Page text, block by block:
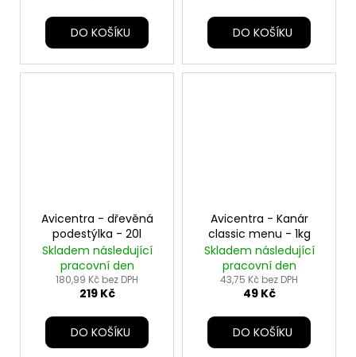
DO KOŠÍKU DO KOŠÍKU
Avicentra - dřevěná
podestýlka - 20l
Skladem následující
pracovní den
180,99 Kč bez DPH
219 Kč
DO KOŠÍKU
Avicentra - Kanár
classic menu - 1kg
Skladem následující
pracovní den
43,75 Kč bez DPH
49 Kč
DO KOŠÍKU
m